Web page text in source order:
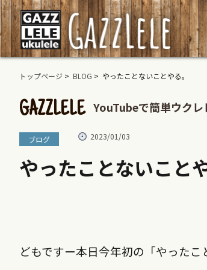
トップページ > BLOG > やったことないことやる。
GAZZLELE YouTubeで簡単ウクレ
ブログ 2023/01/03
やったことないことや
どもですー本日今年初の「やった